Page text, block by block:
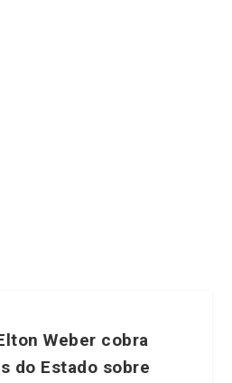
Weber cobra
do Estado sobre